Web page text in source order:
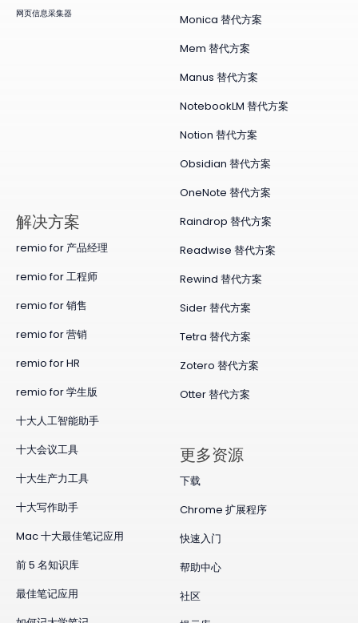
网页信息采集器
Monica 替代方案
Mem 替代方案
Manus 替代方案
NotebookLM 替代方案
Notion 替代方案
Obsidian 替代方案
OneNote 替代方案
Raindrop 替代方案
Readwise 替代方案
Rewind 替代方案
Sider 替代方案
Tetra 替代方案
Zotero 替代方案
Otter 替代方案
​解决方案
remio for 产品经理
remio for 工程师
remio for 销售
remio for 营销
remio for HR
remio for 学生版
十大人工智能助手
十大会议工具
十大生产力工具
十大写作助手
Mac 十大最佳笔记应用
前 5 名知识库
最佳笔记应用
更多资源
下载
Chrome 扩展程序
快速入门
帮助中心
社区